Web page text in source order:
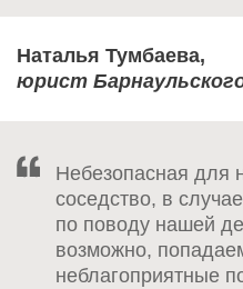
Наталья Тумбаева,
юрист
Небезопасная для
соседство, в
по поводу нашей
возможно,
неблагоприятные